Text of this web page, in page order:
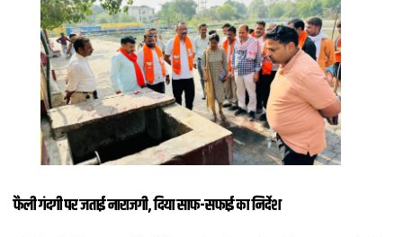
व्यापार
मौसम
देश
फैली गंदगी पर जताई नाराजगी, दिया साफ-सफाई का निर्देश